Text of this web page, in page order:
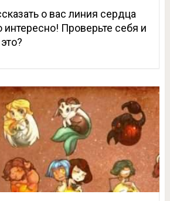
о вас линия сердца
интересно! Проверьте себя и